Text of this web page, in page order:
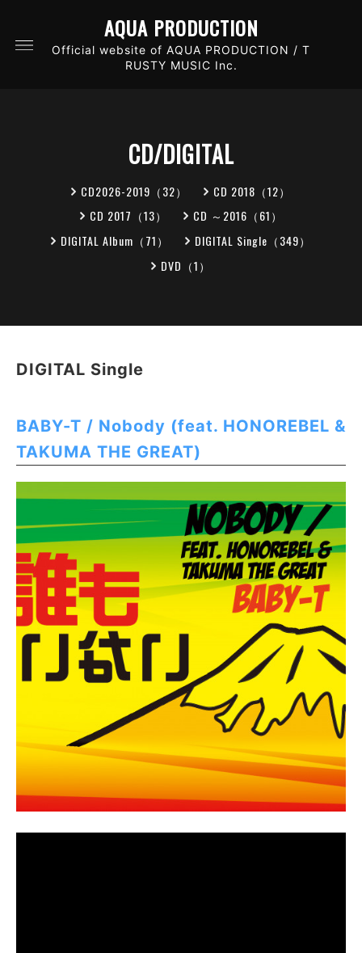
AQUA PRODUCTION
Official website of AQUA PRODUCTION / T
RUSTY MUSIC Inc.
CD/DIGITAL
CD2026-2019（32）
CD 2018（12）
CD 2017（13）
CD ～2016（61）
DIGITAL Album（71）
DIGITAL Single（349）
DVD（1）
DIGITAL Single
BABY-T / Nobody (feat. HONOREBEL &
TAKUMA THE GREAT)